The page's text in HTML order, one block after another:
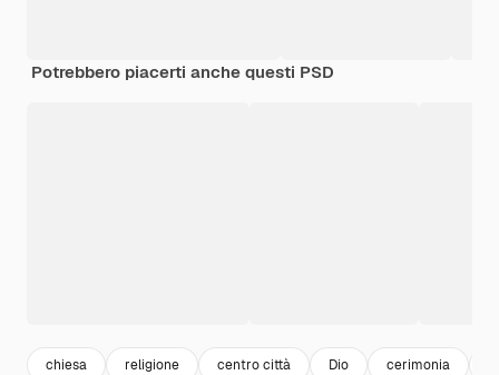
Potrebbero piacerti anche questi PSD
chiesa religione centro città Dio cerimonia